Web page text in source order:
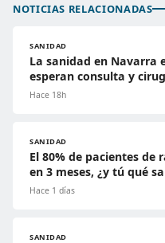
NOTICIAS RELACIONADAS
SANIDAD
La sanidad en Navarra
esperan consulta y
Hace 18h
SANIDAD
El 80% de pacientes
en 3 meses, ¿y tú qué
Hace 1 días
SANIDAD